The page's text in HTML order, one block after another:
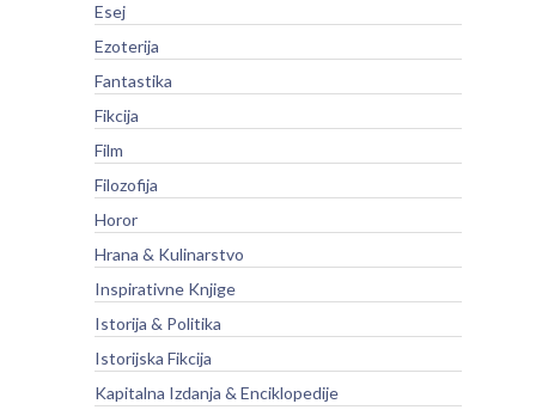
Esej
Ezoterija
Fantastika
Fikcija
Film
Filozofija
Horor
Hrana & Kulinarstvo
Inspirativne Knjige
Istorija & Politika
Istorijska Fikcija
Kapitalna Izdanja & Enciklopedije